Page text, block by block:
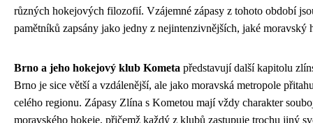
různých hokejových filozofií. Vzájemné zápasy z tohoto období
pamětníků zapsány jako jedny z nejintenzivnějších, jaké moravský
Brno a jeho hokejový klub Kometa představují další kapitolu
Brno je sice větší a vzdálenější, ale jako moravská metropole
celého regionu. Zápasy Zlína s Kometou mají vždy charakter
moravského hokeje, přičemž každý z klubů zastupuje trochu jiný